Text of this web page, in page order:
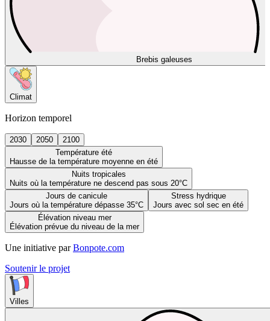
Brebis galeuses
Climat
Horizon temporel
2030 2050
2100
Température été
Hausse de la température moyenne en été
Nuits tropicales
Nuits où la température ne descend pas sous 20°C
Jours de canicule
Jours où la température dépasse 35°C
Stress hydrique
Jours avec sol sec en été
Élévation niveau mer
Élévation prévue du niveau de la mer
Une initiative par Bonpote.com
Soutenir le projet
Villes